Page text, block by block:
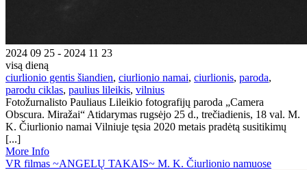
2024 09 25 - 2024 11 23
visą dieną
ciurlionio gentis šiandien, ciurlionio namai, ciurlionis, paroda,
parodu ciklas, paulius lileikis, vilnius
Fotožurnalisto Pauliaus Lileikio fotografijų paroda „Camera
Obscura. Miražai“ Atidarymas rugsėjo 25 d., trečiadienis, 18 val. M.
K. Čiurlionio namai Vilniuje tęsia 2020 metais pradėtą susitikimų
[...]
More Info
VR filmas ~ANGELŲ TAKAIS~ M. K. Čiurlionio namuose